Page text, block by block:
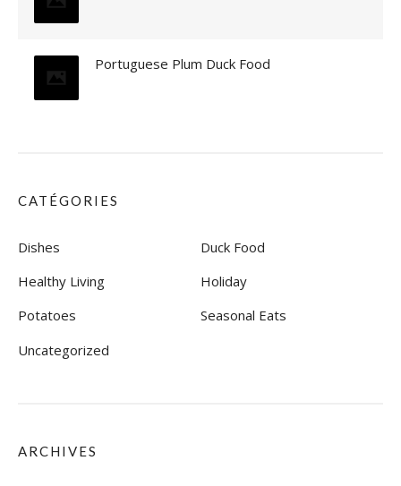
Portuguese Plum Duck Food
CATÉGORIES
Dishes
Duck Food
Healthy Living
Holiday
Potatoes
Seasonal Eats
Uncategorized
ARCHIVES